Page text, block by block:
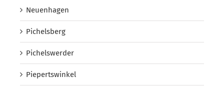
Neuenhagen
Pichelsberg
Pichelswerder
Piepertswinkel